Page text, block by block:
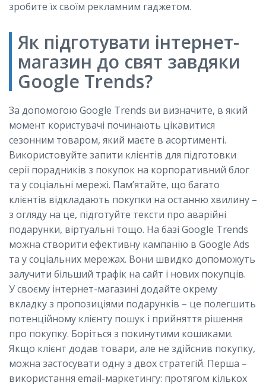
зробите їх своїм рекламним гаджетом.
Як підготувати інтернет-
магазин до свят завдяки
Google Trends?
За допомогою Google Trends ви визначите, в який
момент користувачі починають цікавитися
сезонним товаром, який маєте в асортименті.
Використовуйте запити клієнтів для підготовки
серії порадників з покупок на корпоративний блог
та у соціальні мережі. Пам’ятайте, що багато
клієнтів відкладають покупки на останню хвилину –
з огляду на це, підготуйте тексти про аварійні
подарунки, віртуальні тощо. На базі Google Trends
можна створити ефективну кампанію в Google Ads
та у соціальних мережах. Вони швидко допоможуть
залучити більший трафік на сайт і нових покупців.
У своєму інтернет-магазині додайте окрему
вкладку з пропозиціями подарунків – це полегшить
потенційному клієнту пошук і прийняття рішення
про покупку. Боріться з покинутими кошиками.
Якщо клієнт додав товари, але не здійснив покупку,
можна застосувати одну з двох стратегій. Перша –
використання email-маркетингу: протягом кількох